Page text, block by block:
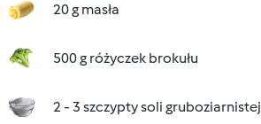
20 g masła
500 g różyczek brokułu
2 - 3 szczypty soli gruboziarnistej